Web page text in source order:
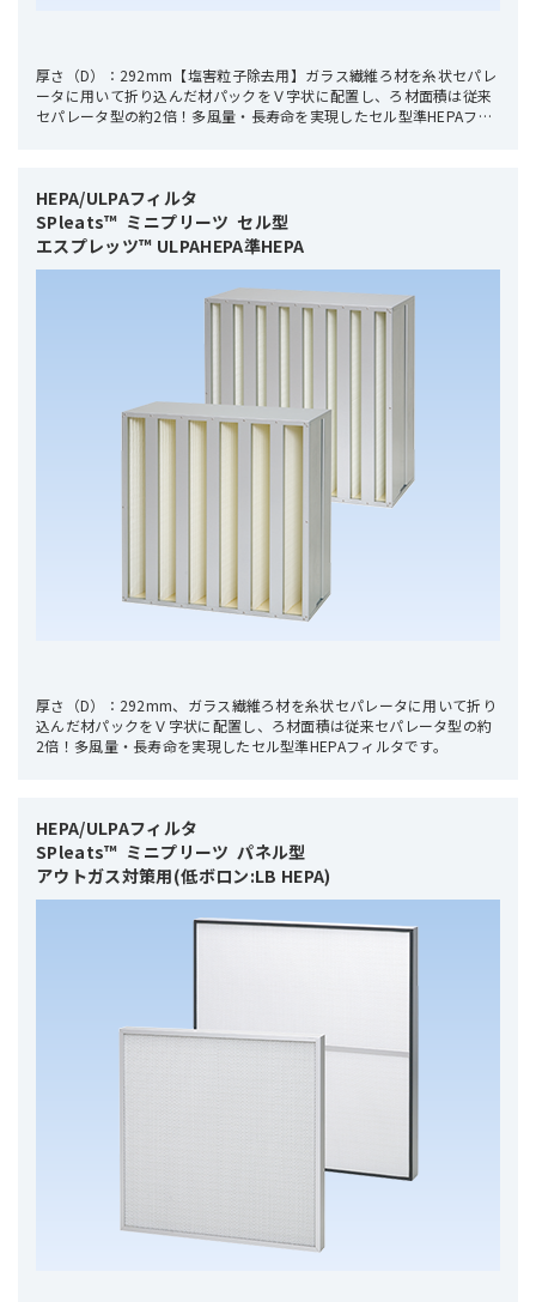
厚さ（D）：292mm【塩害粒子除去用】ガラス繊維ろ材を糸状セパレ
ータに用いて折り込んだ材パックをＶ字状に配置し、ろ材面積は従来
セパレータ型の約2倍！多風量・長寿命を実現したセル型準HEPAフィ
HEPA/ULPAフィルタ
SPleats™  ミニプリーツ  セル型
エスプレッツ™ ULPAHEPA準HEPA
厚さ（D）：292mm、ガラス繊維ろ材を糸状セパレータに用いて折り
込んだ材パックをＶ字状に配置し、ろ材面積は従来セパレータ型の約
2倍！多風量・長寿命を実現したセル型準HEPAフィルタです。
HEPA/ULPAフィルタ
SPleats™  ミニプリーツ  パネル型
アウトガス対策用(低ボロン:LB HEPA)